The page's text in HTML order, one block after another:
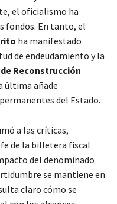
el oficialismo ha
fondos. En tanto, el
ha manifestado
de endeudamiento y la
Reconstrucción
última añade
del Estado.
a las críticas,
de la billetera fiscal
del denominado
se mantiene en
claro cómo se